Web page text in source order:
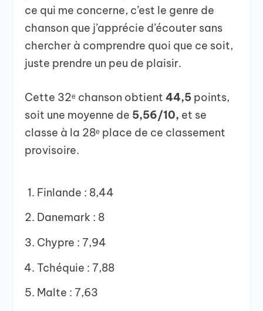
ce qui me concerne, c’est le genre de
chanson que j’apprécie d’écouter sans
chercher à comprendre quoi que ce soit,
juste prendre un peu de plaisir.
Cette 32ᵉ chanson obtient44,5 points,
soit une moyenne de 5,56/10, et se
classe à la 28ᵉ place de ce classement
provisoire.
Finlande : 8,44
Danemark : 8
Chypre : 7,94
Tchéquie : 7,88
Malte : 7,63